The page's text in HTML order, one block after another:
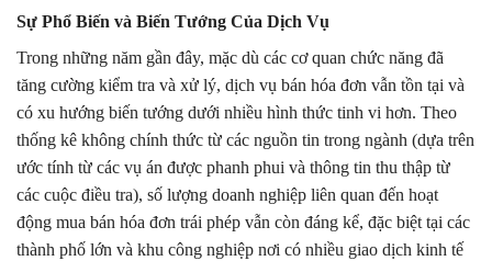
Sự Phổ Biến và Biến Tướng Của Dịch Vụ
Trong những năm gần đây, mặc dù các cơ quan chức năng đã
tăng cường kiểm tra và xử lý, dịch vụ bán hóa đơn vẫn tồn tại và
có xu hướng biến tướng dưới nhiều hình thức tinh vi hơn. Theo
thống kê không chính thức từ các nguồn tin trong ngành (dựa trên
ước tính từ các vụ án được phanh phui và thông tin thu thập từ
các cuộc điều tra), số lượng doanh nghiệp liên quan đến hoạt
động mua bán hóa đơn trái phép vẫn còn đáng kể, đặc biệt tại các
thành phố lớn và khu công nghiệp nơi có nhiều giao dịch kinh tế